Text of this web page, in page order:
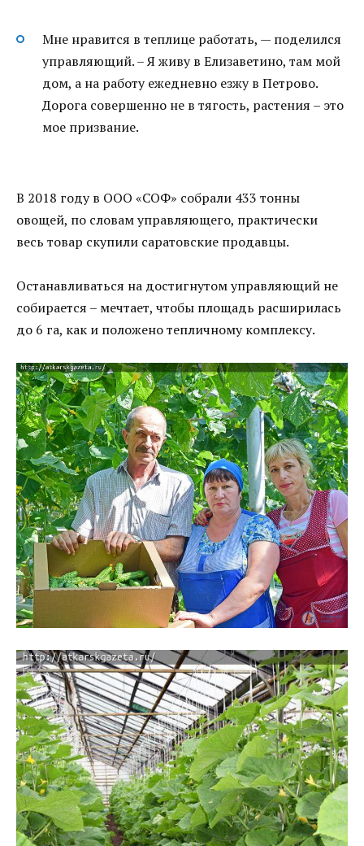
Мне нравится в теплице работать, — поделился
управляющий. – Я живу в Елизаветино, там мой
дом, а на работу ежедневно езжу в Петрово.
Дорога совершенно не в тягость, растения – это
мое призвание.
В 2018 году в ООО «СОФ» собрали 433 тонны
овощей, по словам управляющего, практически
весь товар скупили саратовские продавцы.
Останавливаться на достигнутом управляющий не
собирается – мечтает, чтобы площадь расширилась
до 6 га, как и положено тепличному комплексу.